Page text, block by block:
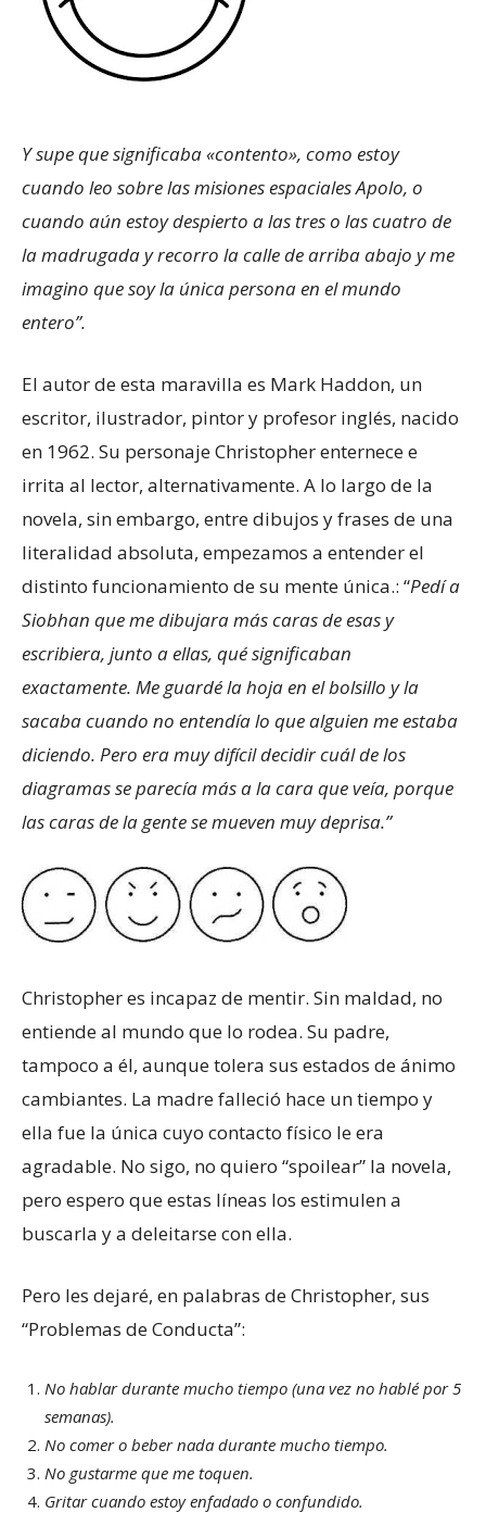
Y supe que significaba «contento», como estoy
cuando leo sobre las misiones espaciales Apolo, o
cuando aún estoy despierto a las tres o las cuatro de
la madrugada y recorro la calle de arriba abajo y me
imagino que soy la única persona en el mundo
entero”.
El autor de esta maravilla es Mark Haddon, un
escritor, ilustrador, pintor y profesor inglés, nacido
en 1962. Su personaje Christopher enternece e
irrita al lector, alternativamente. A lo largo de la
novela, sin embargo, entre dibujos y frases de una
literalidad absoluta, empezamos a entender el
distinto funcionamiento de su mente única.: “Pedí a
Siobhan que me dibujara más caras de esas y
escribiera, junto a ellas, qué significaban
exactamente. Me guardé la hoja en el bolsillo y la
sacaba cuando no entendía lo que alguien me estaba
diciendo. Pero era muy difícil decidir cuál de los
diagramas se parecía más a la cara que veía, porque
las caras de la gente se mueven muy deprisa.”
Christopher es incapaz de mentir. Sin maldad, no
entiende al mundo que lo rodea. Su padre,
tampoco a él, aunque tolera sus estados de ánimo
cambiantes. La madre falleció hace un tiempo y
ella fue la única cuyo contacto físico le era
agradable. No sigo, no quiero “spoilear” la novela,
pero espero que estas líneas los estimulen a
buscarla y a deleitarse con ella.
Pero les dejaré, en palabras de Christopher, sus
“Problemas de Conducta”:
No hablar durante mucho tiempo (una vez no hablé por 5
semanas).
No comer o beber nada durante mucho tiempo.
No gustarme que me toquen.
Gritar cuando estoy enfadado o confundido.